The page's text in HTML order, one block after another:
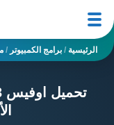
الرئيسية / برامج الكمبيوتر /